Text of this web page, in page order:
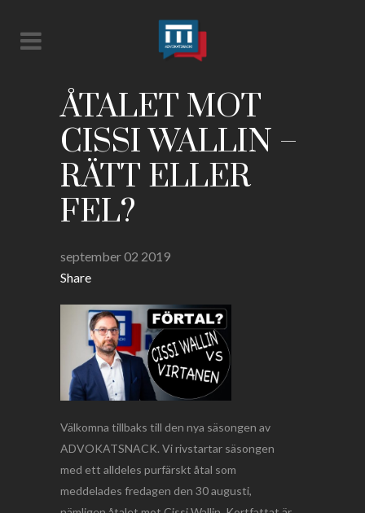
ÅTALET MOT
CISSI WALLIN –
RÄTT ELLER
FEL?
september 02 2019
Share
Välkomna tillbaks till den nya säsongen av
ADVOKATSNACK. Vi rivstartar säsongen
med ett alldeles purfärskt åtal som
meddelades fredagen den 30 augusti,